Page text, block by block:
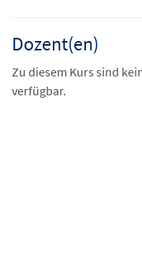
Dozent(en)
Zu diesem Kurs sind
verfügbar.